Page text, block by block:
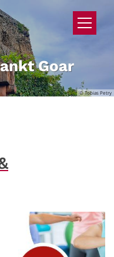
© Tobias Petry
Goar